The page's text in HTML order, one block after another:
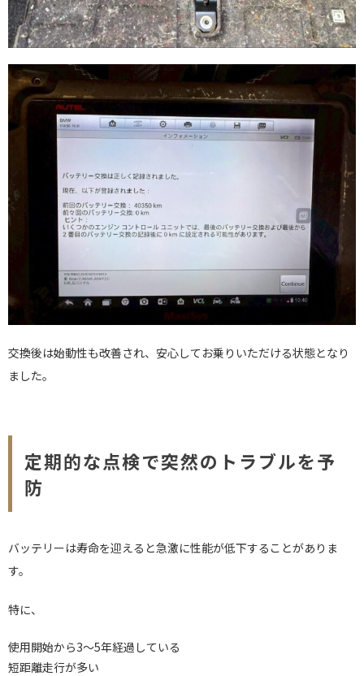
交換後は始動性も改善され、安心してお乗りいただける状態となり
ました。
定期的な点検で突然のトラブルを予
防
バッテリーは寿命を迎えると急激に性能が低下することがありま
す。
特に、
使用開始から3～5年経過している
短距離走行が多い